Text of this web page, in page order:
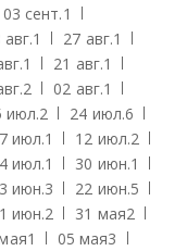
03 сент.1
авг.1 27 авг.1
1 21 авг.1
2 02 авг.1
июл.2 24 июл.6
июл.1 12 июл.2
июл.1 30 июн.1
июн.3 22 июн.5
июн.2 31 мая2
1 05 мая3